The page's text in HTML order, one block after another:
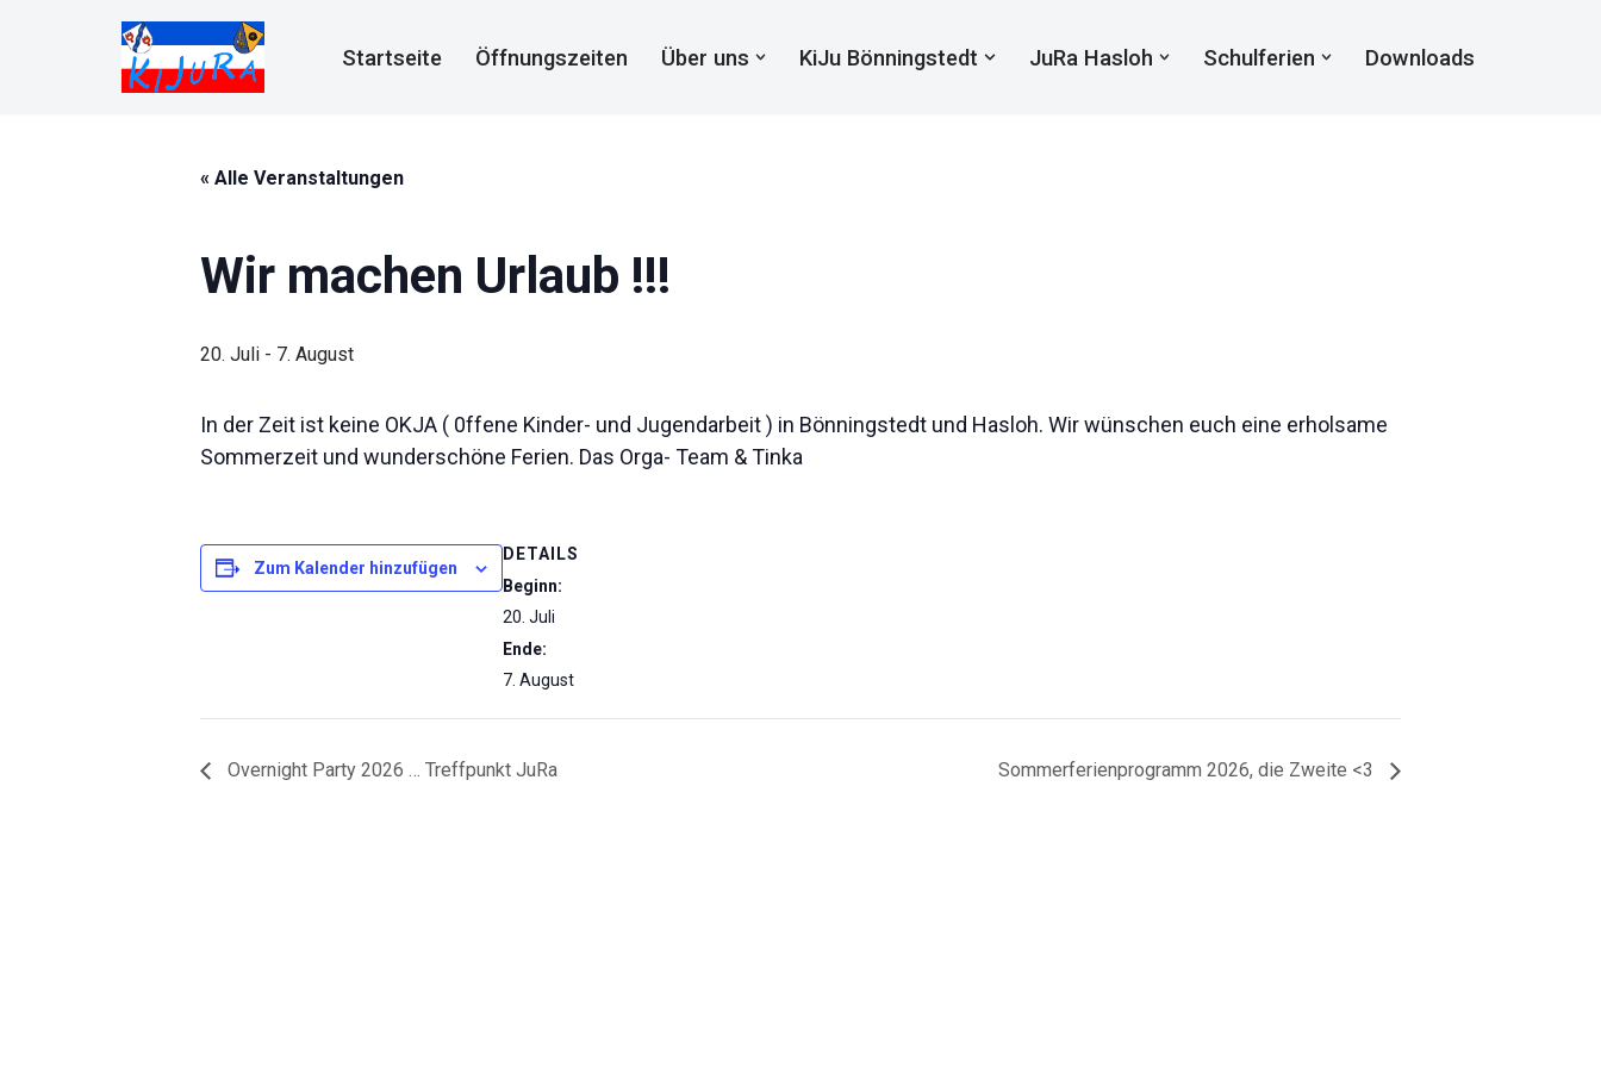
Startseite Öffnungszeiten Über uns KiJu Bönningstedt JuRa Hasloh Schulferien Downloads
« Alle Veranstaltungen
Wir machen Urlaub !!!
20. Juli - 7. August
In der Zeit ist keine OKJA ( 0ffene Kinder- und Jugendarbeit ) in Bönningstedt und Hasloh. Wir wünschen euch eine erholsame
Sommerzeit und wunderschöne Ferien. Das Orga- Team & Tinka
Zum Kalender hinzufügen
DETAILS
Beginn:
20. Juli
Ende:
7. August
Overnight Party 2026 … Treffpunkt JuRa Sommerferienprogramm 2026, die Zweite <3